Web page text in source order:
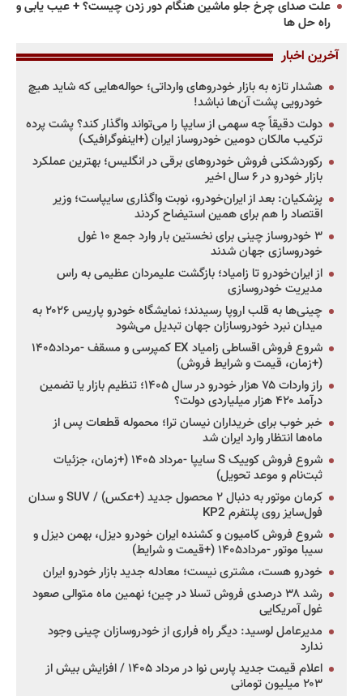
علت صدای چرخ جلو ماشین هنگام دور زدن چیست؟ + عیب یابی و
راه حل ها
آخرین اخبار
هشدار تازه به بازار خودروهای وارداتی؛ حواله‌هایی که شاید هیچ
خودرویی پشت آن‌ها نباشد!
دولت دقیقاً چه سهمی از سایپا را می‌تواند واگذار کند؟ پشت پرده
ترکیب مالکان دومین خودروساز ایران (+اینفوگرافیک)
رکوردشکنی فروش خودروهای برقی در انگلیس؛ بهترین عملکرد
بازار خودرو در ۶ سال اخیر
پزشکیان: بعد از ایران‌خودرو، نوبت واگذاری سایپاست؛ وزیر
اقتصاد را هم برای همین استیضاح کردند
۳ خودروساز چینی برای نخستین بار وارد جمع ۱۰ غول
خودروسازی جهان شدند
از ایران‌خودرو تا زامیاد؛ بازگشت علیمردان عظیمی به راس
مدیریت خودروسازی
چینی‌ها به قلب اروپا رسیدند؛ نمایشگاه خودرو پاریس ۲۰۲۶ به
میدان نبرد خودروسازان جهان تبدیل می‌شود
شروع فروش اقساطی زامیاد EX کمپرسی و مسقف -مرداد۱۴۰۵
(+زمان، قیمت و شرایط فروش)
راز واردات ۷۵ هزار خودرو در سال ۱۴۰۵؛ تنظیم بازار یا تضمین
درآمد ۴۲۰ هزار میلیاردی دولت؟
خبر خوب برای خریداران نیسان ترا؛ محموله قطعات پس از
ماه‌ها انتظار وارد ایران شد
شروع فروش کوییک S سایپا -مرداد ۱۴۰۵ (+زمان، جزئیات
ثبت‌نام و موعد تحویل)
کرمان موتور به دنبال ۲ محصول جدید (+عکس) / SUV و سدان
فول‌سایز روی پلتفرم KP2
شروع فروش کامیون و کشنده ایران خودرو دیزل، بهمن دیزل و
سیبا موتور -مرداد۱۴۰۵ (+قیمت و شرایط)
خودرو هست، مشتری نیست؛ معادله جدید بازار خودرو ایران
رشد ۳۸ درصدی فروش تسلا در چین؛ نهمین ماه متوالی صعود
غول آمریکایی
مدیرعامل لوسید: دیگر راه فراری از خودروسازان چینی وجود
ندارد
اعلام قیمت جدید پارس نوا در مرداد ۱۴۰۵ / افزایش بیش از
۲۰۳ میلیون تومانی